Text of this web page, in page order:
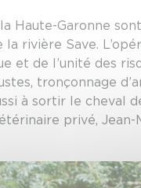
Haute-Garonne
rivière Save.
et de l’unité des
tronçonnage
à sortir le cheval
privé,